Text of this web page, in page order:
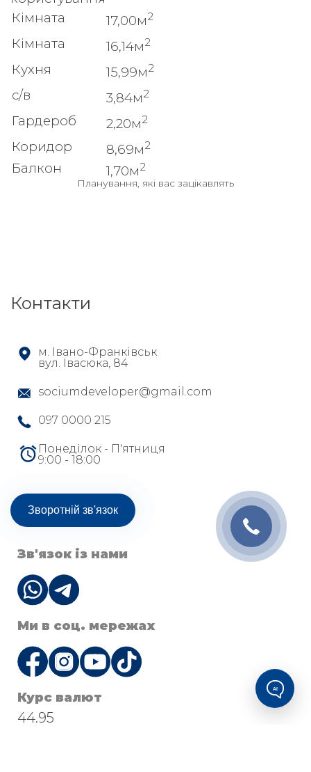
Кімната
17,00м2
Кімната 16,14м2
Кухня 15,99м2
с/в 3,84м2
Гардероб 2,20м2
Коридор 8,69м2
Балкон 1,70м2
Планування, які вас зацікавлять
Контакти
м. Івано-Франківськ
вул. Івасюка, 84
sociumdeveloper@gmail.com
097 0000 215
Понеділок - П'ятниця
9:00 - 18:00
Зворотній зв'язок
Зв'язок із нами
Ми в соц. мережах
Курс валют
44.95
AI